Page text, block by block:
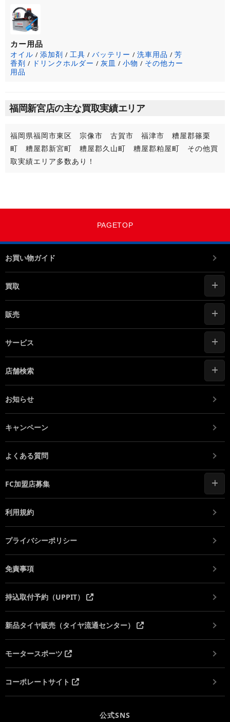
カー用品
オイル / 添加剤 / 工具 / バッテリー / 洗車用品 / 芳
香剤 / ドリンクホルダー / 灰皿 / 小物 / その他カー
用品
福岡新宮店の主な買取実績エリア
福岡県福岡市東区 宗像市 古賀市 福津市 糟屋郡篠栗
町 糟屋郡新宮町 糟屋郡久山町 糟屋郡粕屋町 その他買
取実績エリア多数あり！
PAGETOP
お買い物ガイド
買取
販売
サービス
店舗検索
お知らせ
キャンペーン
よくある質問
FC加盟店募集
利用規約
プライバシーポリシー
免責事項
持込取付予約（UPPIT）
新品タイヤ販売（タイヤ流通センター）
モータースポーツ
コーポレートサイト
公式SNS